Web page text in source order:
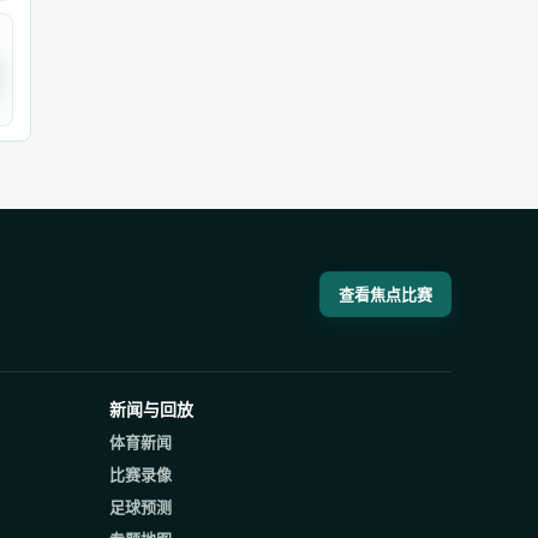
查看焦点比赛
新闻与回放
体育新闻
比赛录像
足球预测